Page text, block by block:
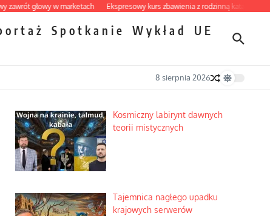
głowy w marketach Ekspresowy kurs zbawienia z rodzinną katastrofą
Spotkanie Wykład
UE
8 sierpnia 2026
Kosmiczny labirynt dawnych
teorii mistycznych
Tajemnica nagłego upadku
krajowych serwerów